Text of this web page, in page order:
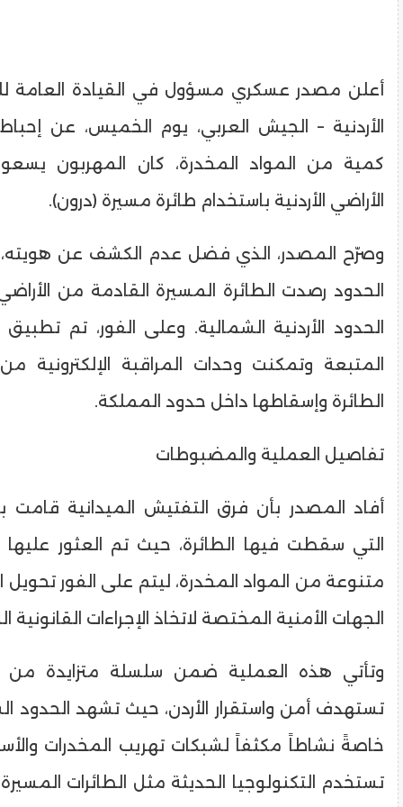
​أعلن مصدر عسكري مسؤول في القيادة العامة
الأردنية – الجيش العربي، يوم الخميس، عن
كمية من المواد المخدرة، كان المهربون
الأراضي الأردنية باستخدام طائرة مسيرة (درون).
​وصرّح المصدر، الذي فضل عدم الكشف عن
الحدود رصدت الطائرة المسيرة القادمة من
الحدود الأردنية الشمالية. وعلى الفور، تم
المتبعة وتمكنت وحدات المراقبة الإلكترونية
الطائرة وإسقاطها داخل حدود المملكة.
​تفاصيل العملية والمضبوطات
​أفاد المصدر بأن فرق التفتيش الميدانية
التي سقطت فيها الطائرة، حيث تم العثور
متنوعة من المواد المخدرة، ليتم على الفور
الجهات الأمنية المختصة لاتخاذ الإجراءات القانونية
​وتأتي هذه العملية ضمن سلسلة متزايدة من
تستهدف أمن واستقرار الأردن، حيث تشهد الحدود
خاصةً نشاطاً مكثفاً لشبكات تهريب المخدرات
تستخدم التكنولوجيا الحديثة مثل الطائرات